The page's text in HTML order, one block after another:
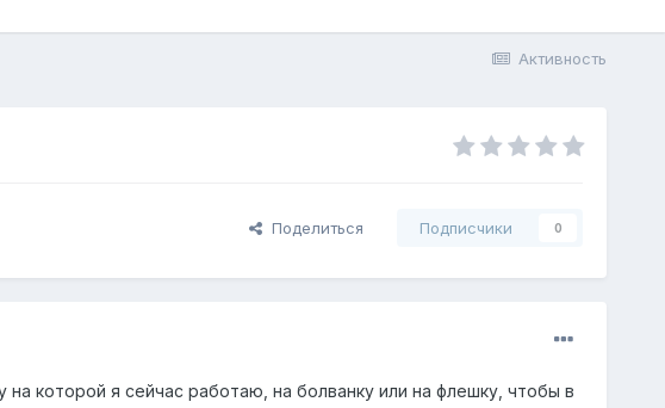
Активность
Поделиться Подписчики 0
которой я сейчас работаю, на болванку или на флешку, чтобы в